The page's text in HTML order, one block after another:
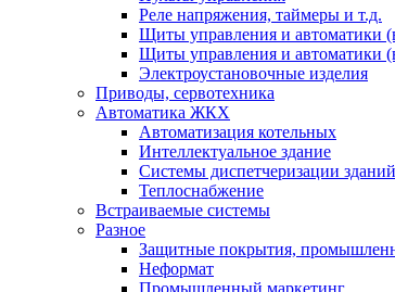
Реле напряжения, таймеры и т.д.
Щиты управления и автоматики
Щиты управления и автоматики
Электроустановочные изделия
Приводы, сервотехника
Автоматика ЖКХ
Автоматизация котельных
Интеллектуальное здание
Системы диспетчеризации
Теплоснабжение
Встраиваемые системы
Разное
Защитные покрытия,
Неформат